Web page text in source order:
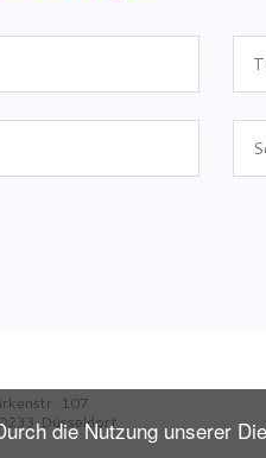
die Nutzung unserer
107
Düsseldorf